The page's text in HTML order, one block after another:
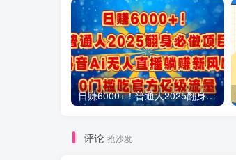
日赚6000+！普通人2025翻身必做项目，抖音Ai无人直播躺赚新风口，0门槛吃官方亿级流量
评论 抢沙发